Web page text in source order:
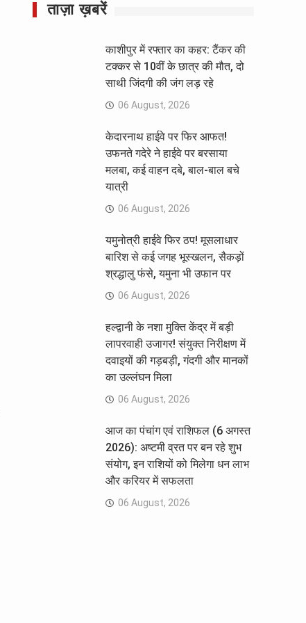
ताज़ा ख़बरें
काशीपुर में रफ्तार का कहर: टैंकर की
टक्कर से 10वीं के छात्र की मौत, दो
साथी जिंदगी की जंग लड़ रहे
06 August, 2026
केदारनाथ हाईवे पर फिर आफत!
उफनते गदेरे ने हाईवे पर बरसाया
मलबा, कई वाहन दबे, बाल-बाल बचे
यात्री
06 August, 2026
यमुनोत्री हाईवे फिर ठप! मूसलाधार
बारिश से कई जगह भूस्खलन, सैकड़ों
श्रद्धालु फंसे, यमुना भी उफान पर
06 August, 2026
हल्द्वानी के नशा मुक्ति केंद्र में बड़ी
लापरवाही उजागर! संयुक्त निरीक्षण में
दवाइयों की गड़बड़ी, गंदगी और मानकों
का उल्लंघन मिला
06 August, 2026
आज का पंचांग एवं राशिफल (6 अगस्त
2026): अष्टमी व्रत पर बन रहे शुभ
संयोग, इन राशियों को मिलेगा धन लाभ
और करियर में सफलता
06 August, 2026